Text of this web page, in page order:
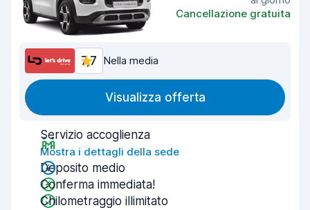
Cancellazione gratuita
7,7 Nella media
Visualizza offerta
Servizio accoglienza
Mostra i dettagli della sede
Deposito medio
Conferma immediata!
Chilometraggio illimitato